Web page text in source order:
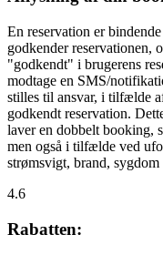
En reservation er
godkender reservationen,
"godkendt" i brugerens
modtage en SMS/
stilles til ansvar, i tilfælde
godkendt reservation.
laver en dobbelt booking,
men også i tilfælde ved
strømsvigt, brand, sygdom
4.6
Rabatten: